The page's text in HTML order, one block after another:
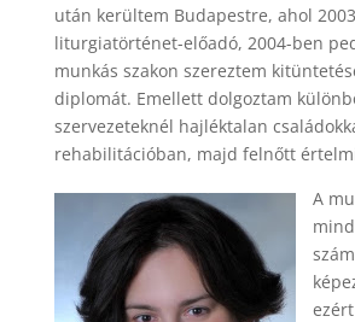
után kerültem Budapestre, ahol
liturgiatörténet-előadó, 2004-ben
munkás szakon szereztem
diplomát. Emellett dolgoztam
szervezeteknél hajléktalan
rehabilitációban, majd felnőtt
A